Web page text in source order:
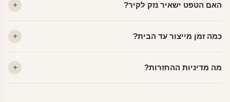
פרמיום. קנבס — בד אמנותי יוקרתי, מט.
האם הטפט ישאיר נזק לקיר?
מתאים לקיר מטויח, גבס, קרמיקה וזכוכית.
כמה זמן מייצור עד הבית?
יוצאות באותו יום.
מה מדיניות ההחזרות?